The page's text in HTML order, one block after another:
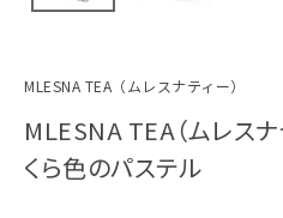
MLESNA TEA（ムレスナティー）
MLESNA TEA（ムレス
くら色のパステル